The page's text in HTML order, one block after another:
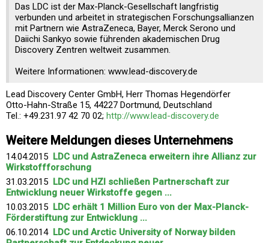
Das LDC ist der Max-Planck-Gesellschaft langfristig
verbunden und arbeitet in strategischen Forschungsallianzen
mit Partnern wie AstraZeneca, Bayer, Merck Serono und
Daiichi Sankyo sowie führenden akademischen Drug
Discovery Zentren weltweit zusammen.
Weitere Informationen: www.lead-discovery.de
Lead Discovery Center GmbH, Herr Thomas Hegendörfer
Otto-Hahn-Straße 15, 44227 Dortmund, Deutschland
Tel.: +49.231.97 42 70 02; http://www.lead-discovery.de
Weitere Meldungen dieses Unternehmens
14.04.2015 LDC und AstraZeneca erweitern ihre Allianz zur
Wirkstoffforschung
31.03.2015 LDC und HZI schließen Partnerschaft zur
Entwicklung neuer Wirkstoffe gegen ...
10.03.2015 LDC erhält 1 Million Euro von der Max-Planck-
Förderstiftung zur Entwicklung ...
06.10.2014 LDC und Arctic University of Norway bilden